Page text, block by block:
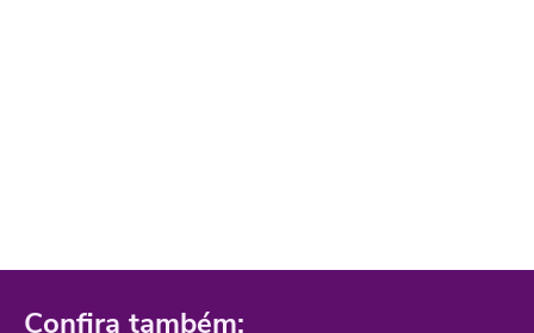
Confira também: